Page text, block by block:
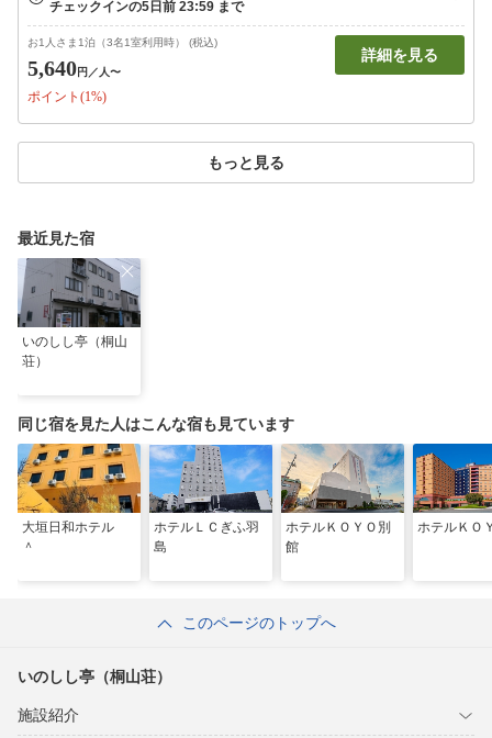
お1人さま1泊（3名1室利用時） (税込)
5,640円 ／人〜
ポイント(1%)
詳細を見る
もっと見る
最近見た宿
いのしし亭（桐山
荘）
同じ宿を見た人はこんな宿も見ています
大垣日和ホテル
＾
ホテルＬＣぎふ羽
島
ホテルＫＯＹＯ別
館
ホテルＫＯ
このページのトップへ
いのしし亭（桐山荘）
施設紹介